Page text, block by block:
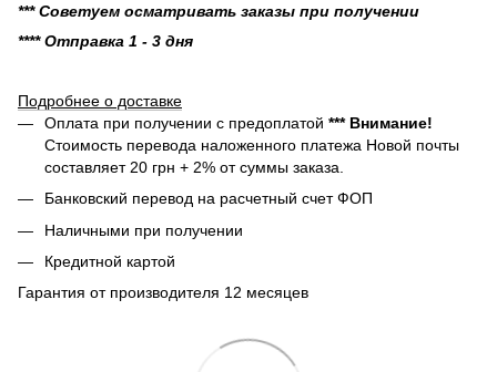
*** Советуем осматривать заказы при получении
**** Отправка 1 - 3 дня
Подробнее о доставке
Оплата при получении с предоплатой *** Внимание!
Стоимость перевода наложенного платежа Новой почты
составляет 20 грн + 2% от суммы заказа.
Банковский перевод на расчетный счет ФОП
Наличными при получении
Кредитной картой
Гарантия от производителя 12 месяцев